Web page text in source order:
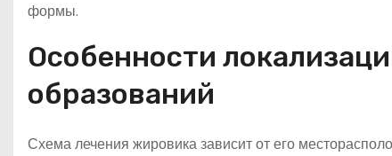
формы.
Особенности
образований
Схема лечения жировика зависит от его